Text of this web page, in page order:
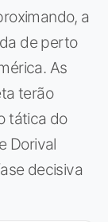
a
de perto
As
terão
tática do
Dorival
decisiva